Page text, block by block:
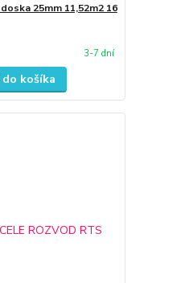
25mm 11,52m2 16
3-7 dní
košíka